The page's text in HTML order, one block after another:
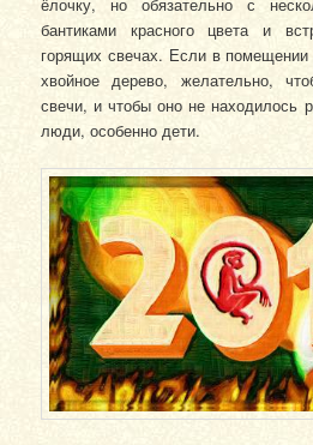
бантиками красного цвета и
горящих свечах. Если в помещении
хвойное дерево, желательно,
свечи, и чтобы оно не находилось
люди, особенно дети.